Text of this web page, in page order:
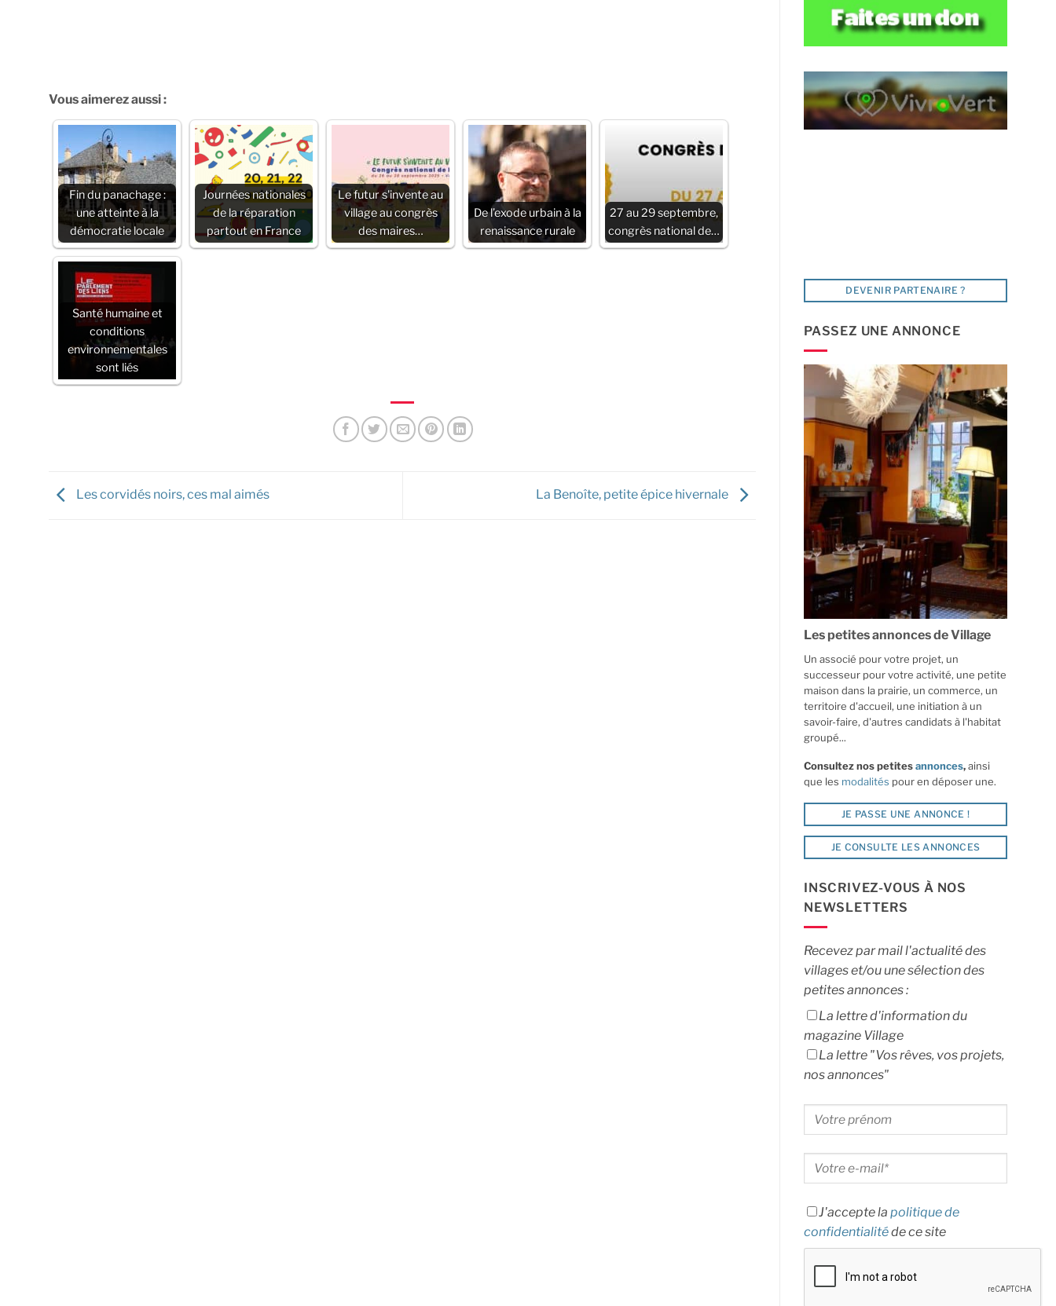
Vous aimerez aussi :
Fin du panachage :
une atteinte à la
démocratie locale
Journées nationales
de la réparation
partout en France
Le futur s'invente au
village au congrès
des maires…
De l’exode urbain à la
renaissance rurale
27 au 29 septembre,
congrès national de…
Santé humaine et
conditions
environnementales
sont liés
Les corvidés noirs, ces mal aimés La Benoîte, petite épice hivernale
DEVENIR PARTENAIRE ?
PASSEZ UNE ANNONCE
Les petites annonces de Village
Un associé pour votre projet, un
successeur pour votre activité, une petite
maison dans la prairie, un commerce, un
territoire d'accueil, une initiation à un
savoir-faire, d'autres candidats à l'habitat
groupé...
Consultez nos petitesannonces,ainsi
que les modalités pour en déposer une.
JE PASSE UNE ANNONCE !
JE CONSULTE LES ANNONCES
INSCRIVEZ-VOUS À NOS
NEWSLETTERS
Recevez par mail l'actualité des
villages et/ou une sélection des
petites annonces :
La lettre d'information du
magazine Village
La lettre "Vos rêves, vos projets,
nos annonces"
J'accepte la politique de
confidentialitéde ce site